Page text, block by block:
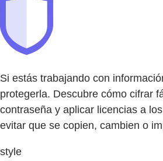
Si estás trabajando con
protegerla. Descubre cómo cifrar
contraseña y aplicar licencias a
evitar que se copien, cambien o
style